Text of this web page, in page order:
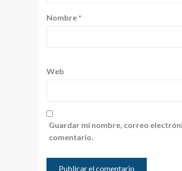
Nombre *
Web
Guardar mi nombre, correo
comentario.